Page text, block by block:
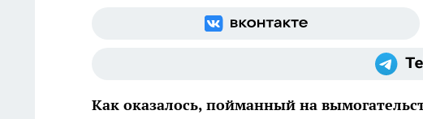
Как оказалось, пойманный на